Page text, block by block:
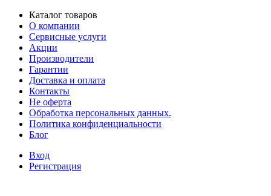
Каталог товаров
О компании
Сервисные услуги
Акции
Производители
Гарантии
Доставка и оплата
Контакты
Не оферта
Обработка персональных данных.
Политика конфиденциальности
Блог
Вход
Регистрация